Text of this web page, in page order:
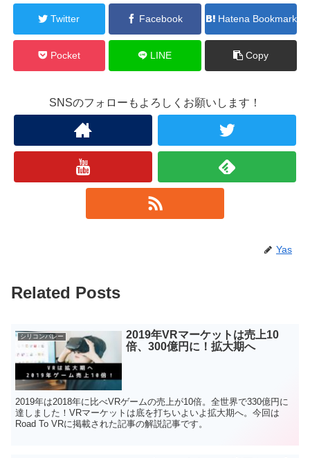
Twitter Facebook Hatena Bookmark
Pocket LINE Copy
SNSのフォローもよろしくお願いします！
Yas
Related Posts
シリコンバレー
2019年VRマーケットは売上10
倍、300億円に！拡大期へ
2019年は2018年に比べVRゲームの売上が10倍。全世界で330億円に
達しました！VRマーケットは底を打ちいよいよ拡大期へ。今回は
Road To VRに掲載された記事の解説記事です。